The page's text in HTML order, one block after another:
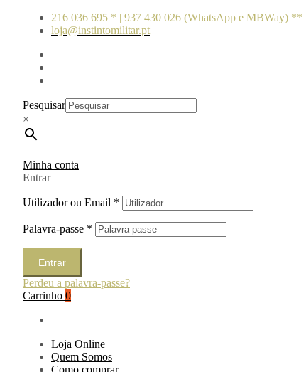
216 036 695 * | 937 430 026 (WhatsApp e MBWay) **
loja@instintomilitar.pt
Pesquisar
×
Minha conta
Entrar
Utilizador ou Email *
Palavra-passe *
Entrar
Perdeu a palavra-passe?
Carrinho 0
Loja Online
Quem Somos
Como comprar